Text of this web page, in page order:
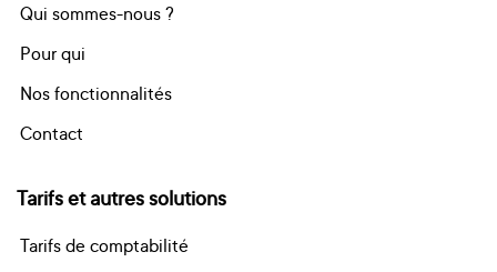
Qui sommes-nous ?
Pour qui
Nos fonctionnalités
Contact
Tarifs et autres solutions
Tarifs de comptabilité